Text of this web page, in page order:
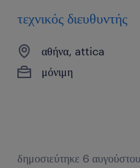
τεχνικός διευθυντής
αθήνα, attica
μόνιμη
δημοσιεύτηκε 6